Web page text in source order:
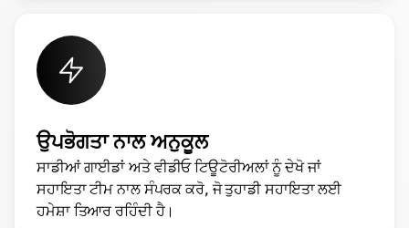
ਉਪਭੋਗਤਾ ਨਾਲ ਅਨੁਕੂਲ
ਸਾਡੀਆਂ ਗਾਈਡਾਂ ਅਤੇ ਵੀਡੀਓ ਟਿਊਟੋਰੀਅਲਾਂ ਨੂੰ ਦੇਖੋ ਜਾਂ
ਸਹਾਇਤਾ ਟੀਮ ਨਾਲ ਸੰਪਰਕ ਕਰੋ, ਜੋ ਤੁਹਾਡੀ ਸਹਾਇਤਾ ਲਈ
ਹਮੇਸ਼ਾ ਤਿਆਰ ਰਹਿੰਦੀ ਹੈ।